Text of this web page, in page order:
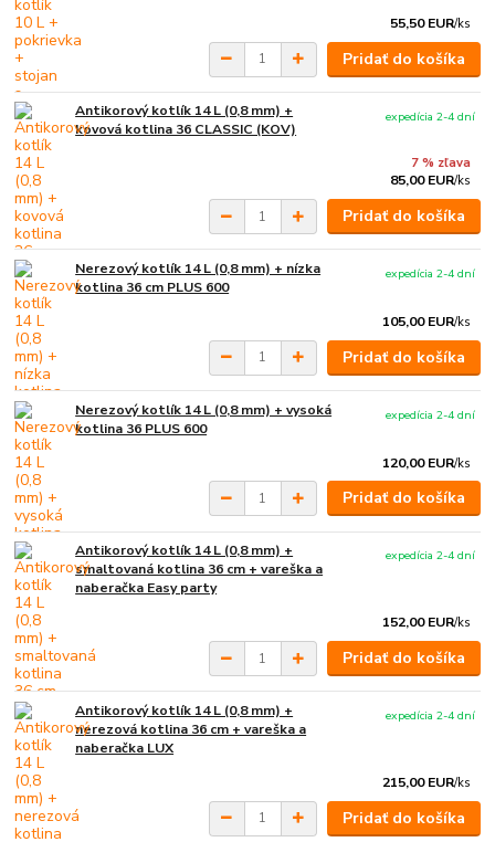
55,50 EUR/ks
Pridať do košíka
Antikorový kotlík 14 L (0,8 mm) +
kovová kotlina 36 CLASSIC (KOV)
7 % zľava
85,00 EUR/ks
expedícia 2-4 dní
Pridať do košíka
Nerezový kotlík 14 L (0,8 mm) + nízka
kotlina 36 cm PLUS 600
105,00 EUR/ks
expedícia 2-4 dní
Pridať do košíka
Nerezový kotlík 14 L (0,8 mm) + vysoká
kotlina 36 PLUS 600
120,00 EUR/ks
expedícia 2-4 dní
Pridať do košíka
Antikorový kotlík 14 L (0,8 mm) +
smaltovaná kotlina 36 cm + vareška a
naberačka Easy party
152,00 EUR/ks
expedícia 2-4 dní
Pridať do košíka
Antikorový kotlík 14 L (0,8 mm) +
nerezová kotlina 36 cm + vareška a
naberačka LUX
215,00 EUR/ks
expedícia 2-4 dní
Pridať do košíka